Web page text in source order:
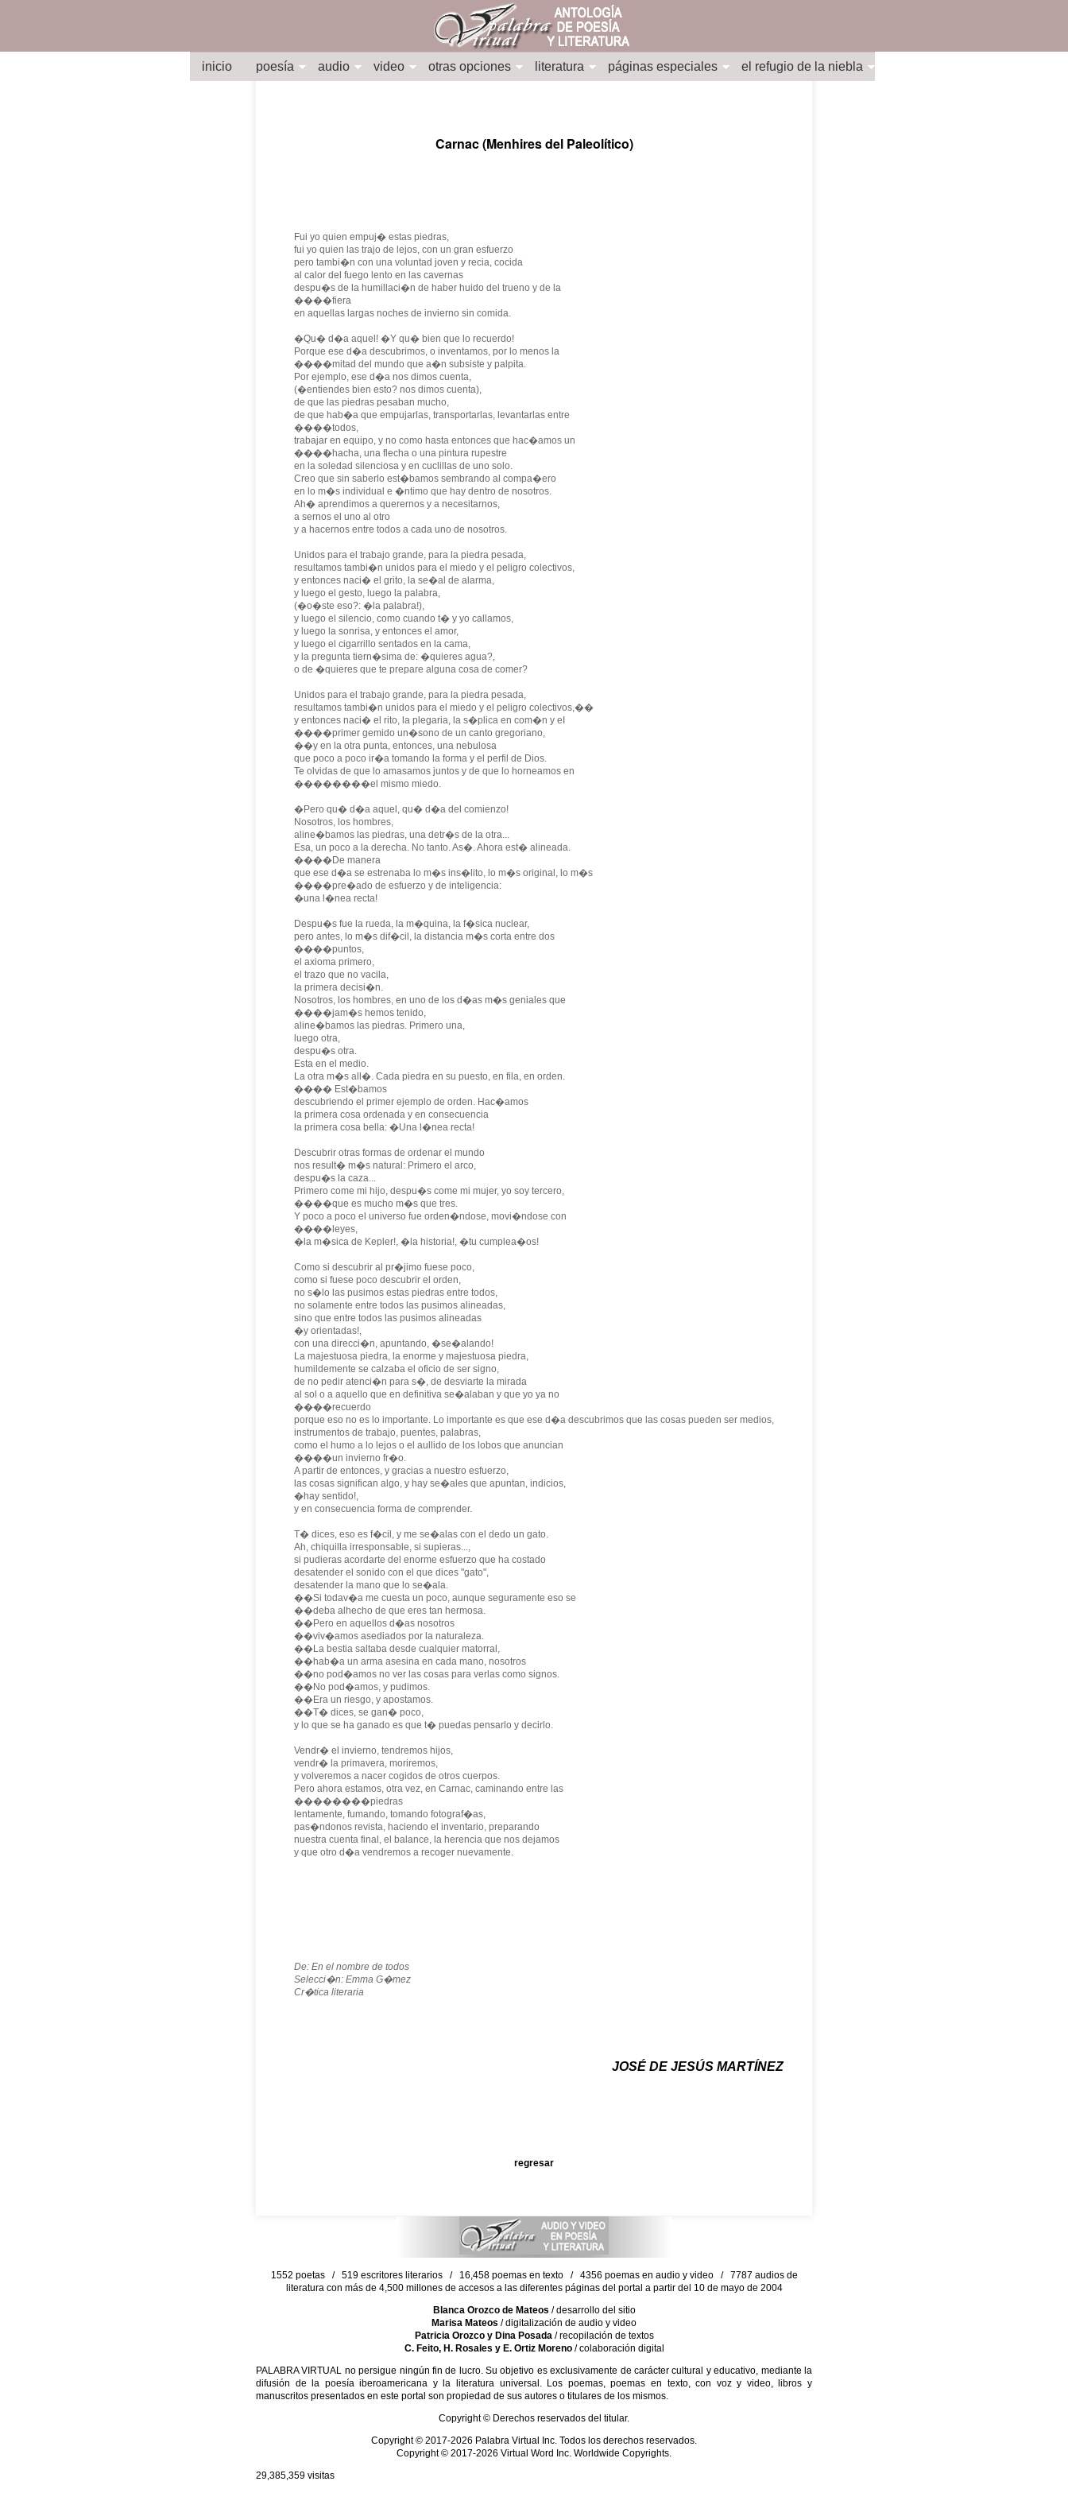
inicio poesía audio video otras opciones literatura páginas especiales el refugio de la niebla
Carnac (Menhires del Paleolítico)
Fui yo quien empuj� estas piedras,
fui yo quien las trajo de lejos, con un gran esfuerzo
pero tambi�n con una voluntad joven y recia, cocida
al calor del fuego lento en las cavernas
despu�s de la humillaci�n de haber huido del trueno y de la
����fiera
en aquellas largas noches de invierno sin comida.
�Qu� d�a aquel! �Y qu� bien que lo recuerdo!
Porque ese d�a descubrimos, o inventamos, por lo menos la
����mitad del mundo que a�n subsiste y palpita.
Por ejemplo, ese d�a nos dimos cuenta,
(�entiendes bien esto? nos dimos cuenta),
de que las piedras pesaban mucho,
de que hab�a que empujarlas, transportarlas, levantarlas entre
����todos,
trabajar en equipo, y no como hasta entonces que hac�amos un
����hacha, una flecha o una pintura rupestre
en la soledad silenciosa y en cuclillas de uno solo.
Creo que sin saberlo est�bamos sembrando al compa�ero
en lo m�s individual e �ntimo que hay dentro de nosotros.
Ah� aprendimos a querernos y a necesitarnos,
a sernos el uno al otro
y a hacernos entre todos a cada uno de nosotros.
Unidos para el trabajo grande, para la piedra pesada,
resultamos tambi�n unidos para el miedo y el peligro colectivos,
y entonces naci� el grito, la se�al de alarma,
y luego el gesto, luego la palabra,
(�o�ste eso?: �la palabra!),
y luego el silencio, como cuando t� y yo callamos,
y luego la sonrisa, y entonces el amor,
y luego el cigarrillo sentados en la cama,
y la pregunta tiern�sima de: �quieres agua?,
o de �quieres que te prepare alguna cosa de comer?
Unidos para el trabajo grande, para la piedra pesada,
resultamos tambi�n unidos para el miedo y el peligro colectivos,��
y entonces naci� el rito, la plegaria, la s�plica en com�n y eI
����primer gemido un�sono de un canto gregoriano,
��y en la otra punta, entonces, una nebulosa
que poco a poco ir�a tomando la forma y el perfil de Dios.
Te olvidas de que lo amasamos juntos y de que lo horneamos en
��������el mismo miedo.
�Pero qu� d�a aquel, qu� d�a del comienzo!
Nosotros, los hombres,
aline�bamos las piedras, una detr�s de la otra...
Esa, un poco a la derecha. No tanto. As�. Ahora est� alineada.
����De manera
que ese d�a se estrenaba lo m�s ins�lito, lo m�s original, lo m�s
����pre�ado de esfuerzo y de inteligencia:
�una l�nea recta!
Despu�s fue la rueda, la m�quina, la f�sica nuclear,
pero antes, lo m�s dif�cil, la distancia m�s corta entre dos
����puntos,
el axioma primero,
el trazo que no vacila,
la primera decisi�n.
Nosotros, los hombres, en uno de los d�as m�s geniales que
����jam�s hemos tenido,
aline�bamos las piedras. Primero una,
luego otra,
despu�s otra.
Esta en el medio.
La otra m�s all�. Cada piedra en su puesto, en fila, en orden.
���� Est�bamos
descubriendo el primer ejemplo de orden. Hac�amos
la primera cosa ordenada y en consecuencia
la primera cosa bella: �Una l�nea recta!
Descubrir otras formas de ordenar el mundo
nos result� m�s natural: Primero el arco,
despu�s la caza...
Primero come mi hijo, despu�s come mi mujer, yo soy tercero,
����que es mucho m�s que tres.
Y poco a poco el universo fue orden�ndose, movi�ndose con
����leyes,
�la m�sica de Kepler!, �la historia!, �tu cumplea�os!
Como si descubrir al pr�jimo fuese poco,
como si fuese poco descubrir el orden,
no s�lo las pusimos estas piedras entre todos,
no solamente entre todos las pusimos alineadas,
sino que entre todos las pusimos alineadas
�y orientadas!,
con una direcci�n, apuntando, �se�alando!
La majestuosa piedra, la enorme y majestuosa piedra,
humildemente se calzaba el oficio de ser signo,
de no pedir atenci�n para s�, de desviarte la mirada
al sol o a aquello que en definitiva se�alaban y que yo ya no
����recuerdo
porque eso no es lo importante. Lo importante es que ese d�a descubrimos que las cosas pueden ser medios,
instrumentos de trabajo, puentes, palabras,
como el humo a lo lejos o el aullido de los lobos que anuncian
����un invierno fr�o.
A partir de entonces, y gracias a nuestro esfuerzo,
las cosas significan algo, y hay se�ales que apuntan, indicios,
�hay sentido!,
y en consecuencia forma de comprender.
T� dices, eso es f�cil, y me se�alas con el dedo un gato.
Ah, chiquilla irresponsable, si supieras...,
si pudieras acordarte del enorme esfuerzo que ha costado
desatender el sonido con el que dices "gato",
desatender la mano que lo se�ala.
��Si todav�a me cuesta un poco, aunque seguramente eso se
��deba alhecho de que eres tan hermosa.
��Pero en aquellos d�as nosotros
��viv�amos asediados por la naturaleza.
��La bestia saltaba desde cualquier matorral,
��hab�a un arma asesina en cada mano, nosotros
��no pod�amos no ver las cosas para verlas como signos.
��No pod�amos, y pudimos.
��Era un riesgo, y apostamos.
��T� dices, se gan� poco,
y lo que se ha ganado es que t� puedas pensarlo y decirlo.
Vendr� el invierno, tendremos hijos,
vendr� la primavera, moriremos,
y volveremos a nacer cogidos de otros cuerpos.
Pero ahora estamos, otra vez, en Carnac, caminando entre las
��������piedras
lentamente, fumando, tomando fotograf�as,
pas�ndonos revista, haciendo el inventario, preparando
nuestra cuenta final, el balance, la herencia que nos dejamos
y que otro d�a vendremos a recoger nuevamente.
De: En el nombre de todos
Selecci�n: Emma G�mez
Cr�tica literaria
JOSÉ DE JESÚS MARTÍNEZ
regresar
1552 poetas / 519 escritores literarios / 16,458 poemas en texto / 4356 poemas en audio y video / 7787 audios de
literatura con más de 4,500 millones de accesos a las diferentes páginas del portal a partir del 10 de mayo de 2004
Blanca Orozco de Mateos / desarrollo del sitio
Marisa Mateos / digitalización de audio y video
Patricia Orozco y Dina Posada/ recopilación de textos
C. Feito, H. Rosales y E. Ortiz Moreno/ colaboración digital
PALABRA VIRTUAL no persigue ningún fin de lucro. Su objetivo es exclusivamente de carácter cultural y educativo, mediante la
difusión de la poesía iberoamericana y la literatura universal. Los poemas, poemas en texto, con voz y video, libros y
manuscritos presentados en este portal son propiedad de sus autores o titulares de los mismos.
Copyright © Derechos reservados del titular.
Copyright © 2017-2026 Palabra Virtual Inc. Todos los derechos reservados.
Copyright © 2017-2026 Virtual Word Inc. Worldwide Copyrights.
29,385,359 visitas